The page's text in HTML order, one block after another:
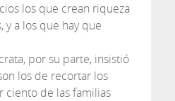
los que crean riqueza
y a los que hay que
por su parte, insistió
los de recortar los
ciento de las familias